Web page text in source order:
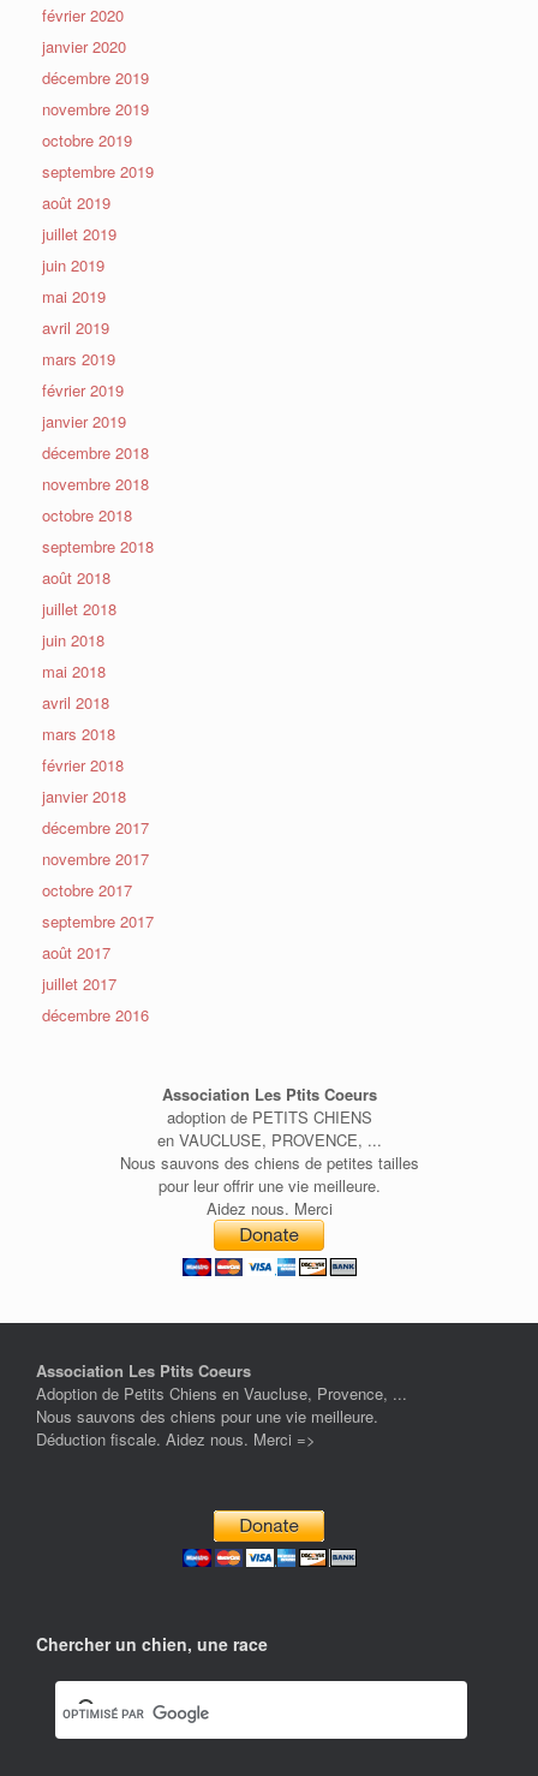
février 2020
janvier 2020
décembre 2019
novembre 2019
octobre 2019
septembre 2019
août 2019
juillet 2019
juin 2019
mai 2019
avril 2019
mars 2019
février 2019
janvier 2019
décembre 2018
novembre 2018
octobre 2018
septembre 2018
août 2018
juillet 2018
juin 2018
mai 2018
avril 2018
mars 2018
février 2018
janvier 2018
décembre 2017
novembre 2017
octobre 2017
septembre 2017
août 2017
juillet 2017
décembre 2016
Association Les Ptits Coeurs
adoption de PETITS CHIENS
en VAUCLUSE, PROVENCE, ...
Nous sauvons des chiens de petites tailles
pour leur offrir une vie meilleure.
Aidez nous. Merci
Association Les Ptits Coeurs
Adoption de Petits Chiens en Vaucluse, Provence, ...
Nous sauvons des chiens pour une vie meilleure.
Déduction fiscale. Aidez nous. Merci =>
Chercher un chien, une race